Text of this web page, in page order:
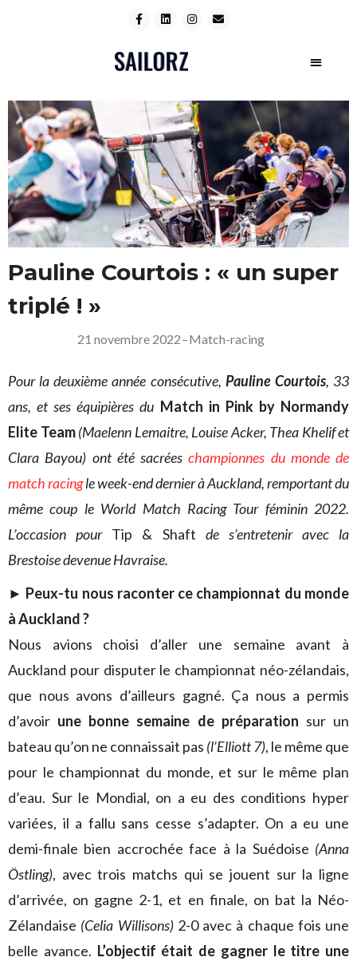
Pauline Courtois : « un super
triplé ! »
21 novembre 2022–Match-racing
Pour la deuxième année consécutive, Pauline Courtois, 33
ans, et ses équipières du Match in Pink by Normandy
Elite Team(Maelenn Lemaitre, Louise Acker, Thea Khelif et
Clara Bayou) ont été sacréeschampionnes du monde de
match racingle week-end dernier à Auckland, remportant du
même coup le World Match Racing Tour féminin 2022.
L’occasion pour Tip & Shaft de s’entretenir avec la
Brestoise devenue Havraise.
► Peux-tu nous raconter ce championnat du monde
à Auckland ?
Nous avions choisi d’aller une semaine avant à
Auckland pour disputer le championnat néo-zélandais,
que nous avons d’ailleurs gagné. Ça nous a permis
d’avoir une bonne semaine de préparation sur un
bateau qu’on ne connaissait pas (l’Elliott 7), le même que
pour le championnat du monde, et sur le même plan
d’eau. Sur le Mondial, on a eu des conditions hyper
variées, il a fallu sans cesse s’adapter. On a eu une
demi-finale bien accrochée face à la Suédoise (Anna
Östling), avec trois matchs qui se jouent sur la ligne
d’arrivée, on gagne 2-1, et en finale, on bat la Néo-
Zélandaise (Celia Willisons)2-0 avec à chaque fois une
belle avance. L’objectif était de gagner le titre une